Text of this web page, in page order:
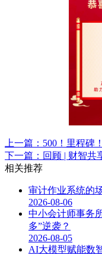
上一篇：500！里程碑！
下一篇：回顾 | 财智共
相关推荐
审计作业系统的
2026-08-06
中小会计师事务
多”逆袭？
2026-08-05
AI大模型赋能数